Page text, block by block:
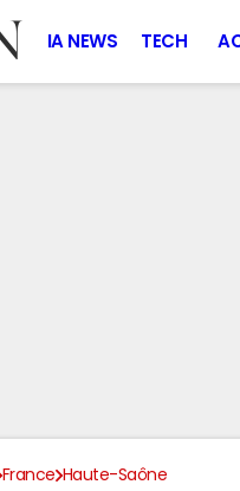
IA NEWS TECH
France Haute-Saône